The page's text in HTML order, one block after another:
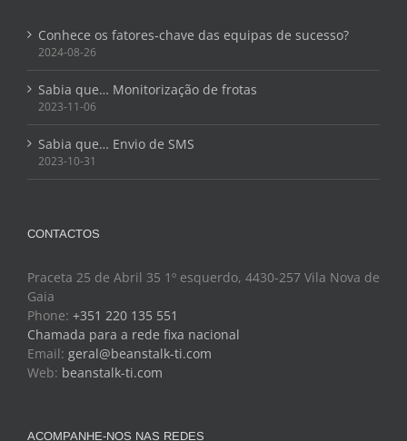
Conhece os fatores-chave das equipas de sucesso?
2024-08-26
Sabia que… Monitorização de frotas
2023-11-06
Sabia que… Envio de SMS
2023-10-31
CONTACTOS
Praceta 25 de Abril 35 1º esquerdo, 4430-257 Vila Nova de
Gaia
Phone: +351 220 135 551
Chamada para a rede fixa nacional
Email: geral@beanstalk-ti.com
Web: beanstalk-ti.com
ACOMPANHE-NOS NAS REDES